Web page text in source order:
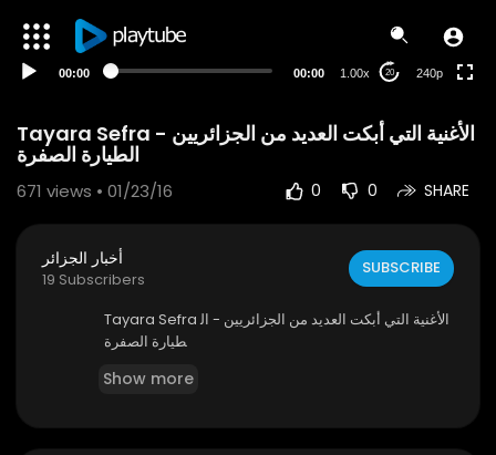
00:00 00:00 1.00x 20 240p
Tayara Sefra الأغنية التي أبكت العديد من الجزائريين -
الطيارة الصفرة
671 views • 01/23/16 0 0 SHARE
أخبار الجزائر
19 Subscribers
SUBSCRIBE
Tayara Sefra الأغنية التي أبكت العديد من الجزائريين - ال
طيارة الصفرة
Show more